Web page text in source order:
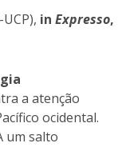
in Expresso,
a atenção
ocidental.
um salto